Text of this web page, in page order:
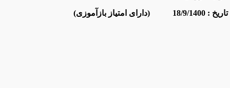
تاریخ : 18/9/1400 (دارای امتیاز بازآموزی)